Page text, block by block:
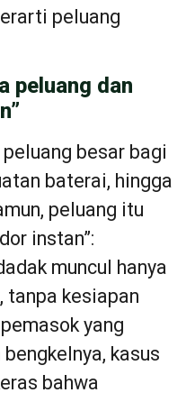
peluang
peluang dan
besar bagi
baterai, hingga
peluang itu
instan”:
muncul hanya
tanpa kesiapan
yang
kasus
bahwa